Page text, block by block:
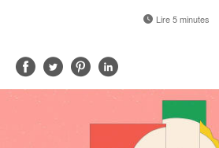
Lire 5 minutes
Partager
sur
Partager
sur
Partager
sur
Partager
sur
LinkedIn